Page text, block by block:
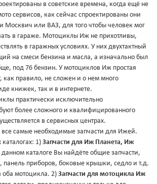
в советские времена, когда ещё не
сервисов, как сейчас спроектированы они
Москвич или ВАЗ, для того чтобы человек мог
в гараже. Мотоциклы Иж не прихотливы,
в гаражных условиях. У них двухтактный
на смеси бензина и масла, а изначально был
под 76 бензин. У мотоциклов Иж простая
как правило, не сложен и о нем много
книжек, так и в интернете.
практически исключительно
более сложного и квалифицированного
в сервисных центрах.
все самые необходимые запчасти для Ижей.
1) Запчасти для Иж Планета, Иж
данном каталоге Вы найдёте общие запчасти,
панель приборов, боковые крышки, седло и т.д.
оба мотоцикла. 2) Запчасти для мотоцикла Иж